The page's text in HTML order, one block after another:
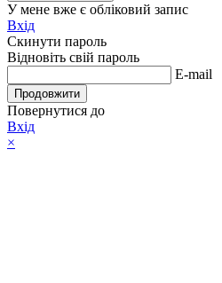
У мене вже є обліковий запис
Вхід
Скинути пароль
Відновіть свій пароль
E-mail
Продовжити
Повернутися до
Вхід
×